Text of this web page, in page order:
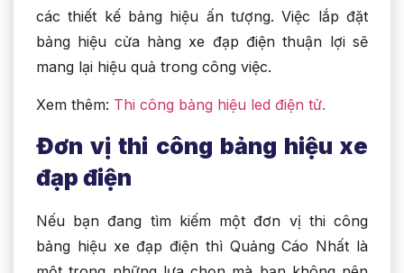
các thiết kế bảng hiệu ấn tượng. Việc lắp đặt
bảng hiệu cửa hàng xe đạp điện thuận lợi sẽ
mang lại hiệu quả trong công việc.
Xem thêm: Thi công bảng hiệu led điện tử.
Đơn vị thi công bảng hiệu xe
đạp điện
Nếu bạn đang tìm kiếm một đơn vị thi công
bảng hiệu xe đạp điện thì Quảng Cáo Nhất là